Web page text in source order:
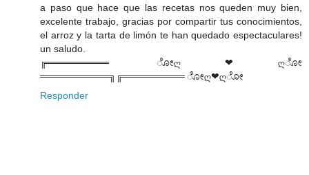
a paso que hace que las recetas nos queden muy bien,
excelente trabajo, gracias por compartir tus conocimientos,
el arroz y la tarta de limón te han quedado espectaculares!
un saludo.
╔═════════ ೋღ❤ღೋ
══════════╗╔═════════ ೋღ❤ღೋ
Responder